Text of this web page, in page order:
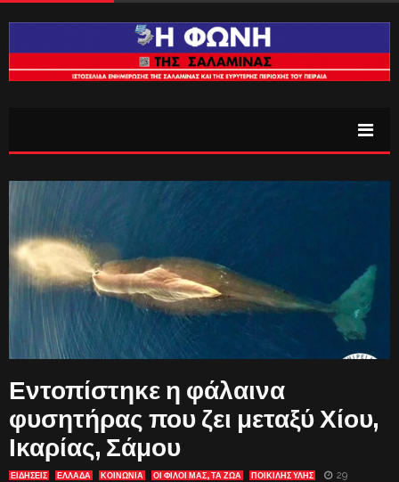
Εντοπίστηκε η φάλαινα
φυσητήρας που ζει μεταξύ Χίου,
Ικαρίας, Σάμου
ΕΙΔΗΣΕΙΣ ΕΛΛΑΔΑ ΚΟΙΝΩΝΙΑ ΟΙ ΦΙΛΟΙ ΜΑΣ, ΤΑ ΖΩΑ ΠΟΙΚΙΛΗΣ ΥΛΗΣ
29